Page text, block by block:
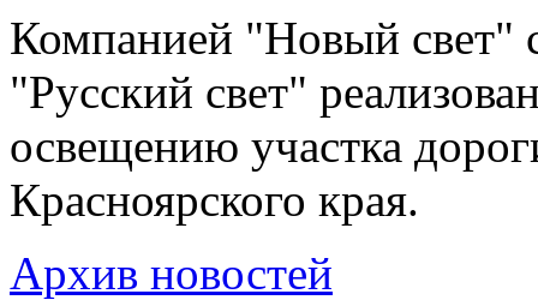
Компанией "Новый свет"
"Русский свет"
освещению участка
Красноярского края.
Архив новостей